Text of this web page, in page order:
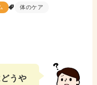
体のケア
うや